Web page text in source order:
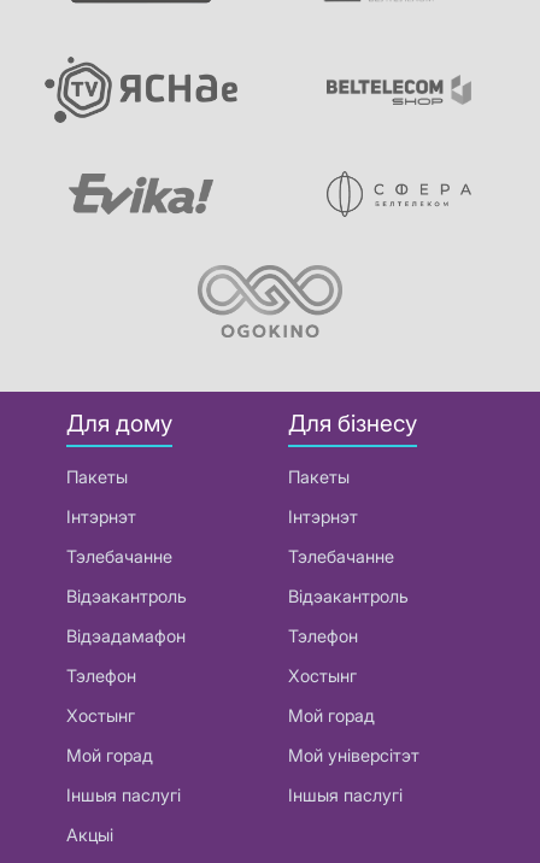
Для дому
Пакеты
Інтэрнэт
Тэлебачанне
Відэакантроль
Відэадамафон
Тэлефон
Хостынг
Мой горад
Іншыя паслугі
Акцыі
Для бізнесу
Пакеты
Інтэрнэт
Тэлебачанне
Відэакантроль
Тэлефон
Хостынг
Мой горад
Мой універсітэт
Іншыя паслугі